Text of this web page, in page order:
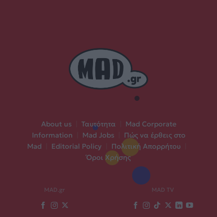
About us Ταυτότητα
Mad Corporate
Information
Mad Jobs
Πώς να έρθεις στο
Mad
Editorial Policy Πολιτική Απορρήτου
Όροι Χρήσης
MAD.gr MAD TV